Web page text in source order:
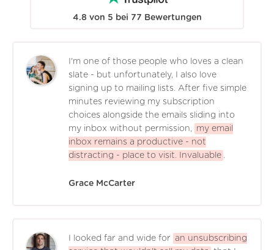
4.8 von 5 bei 77 Bewertungen
I'm one of those people who loves a clean
slate - but unfortunately, I also love
signing up to mailing lists. After five simple
minutes reviewing my subscription
choices alongside the emails sliding into
my inbox without permission,
my email
inbox remains a productive - not
distracting - place to visit. Invaluable
Grace McCarter
I looked far and wide for an unsubscribing